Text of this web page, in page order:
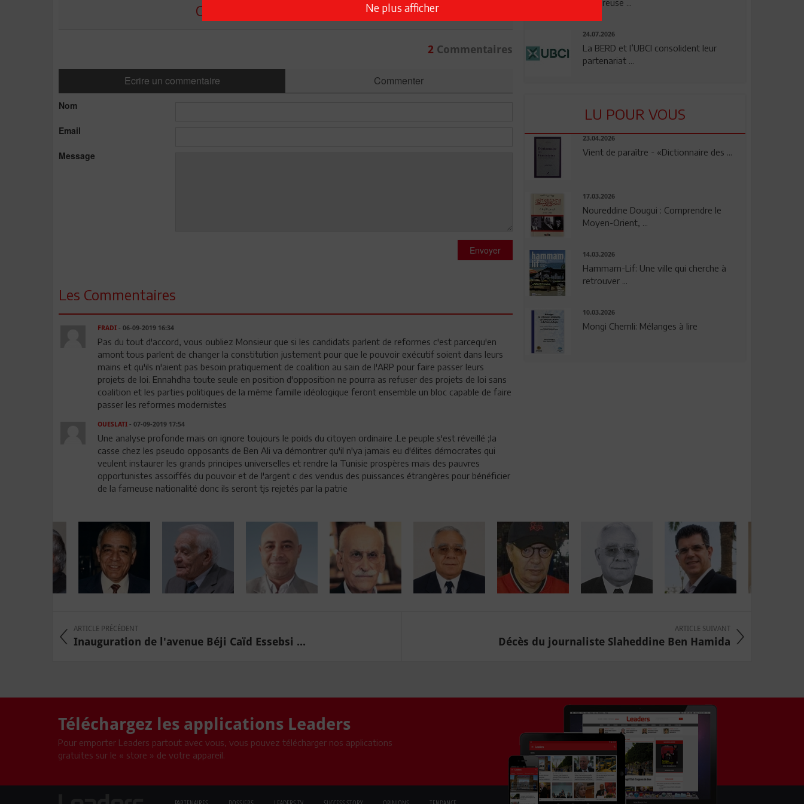
COMMENTER CET ARTICLE
2Commentaires
Ecrire un commentaire Commenter
Nom
Email
Message
Envoyer
Les Commentaires
FRADI- 06-09-2019 16:34
Pas du tout d'accord, vous oubliez Monsieur que si les candidats parlent de reformes c'est parcequ'en
amont tous parlent de changer la constitution justement pour que le pouvoir exécutif soient dans leurs
mains et qu'ils n'aient pas besoin pratiquement de coalition au sain de l'ARP pour faire passer leurs
projets de loi. Ennahdha toute seule en position d'opposition ne pourra as refuser des projets de loi sans
coalition et les parties politiques de la même famille idéologique feront ensemble un bloc capable de faire
passer les reformes modernistes
OUESLATI- 07-09-2019 17:54
Une analyse profonde mais on ignore toujours le poids du citoyen ordinaire .Le peuple s'est réveillé ;la
casse chez les pseudo opposants de Ben Ali va démontrer qu'il n'ya jamais eu d'élites démocrates qui
veulent instaurer les grands principes universelles et rendre la Tunisie prospères mais des pauvres
opportunistes assoiffés du pouvoir et de l'argent c des vendus des puissances étrangères pour bénéficier
de la fameuse nationalité donc ils seront tjs rejetés par la patrie
rigoureuse ...
24.07.2026
La BERD et l’UBCI consolident leur
partenariat ...
LU POUR VOUS
23.04.2026
Vient de paraître - «Dictionnaire des ...
17.03.2026
Noureddine Dougui : Comprendre le
Moyen-Orient, ...
14.03.2026
Hammam-Lif: Une ville qui cherche à
retrouver ...
10.03.2026
Mongi Chemli: Mélanges à lire
ARTICLE PRÉCÉDENT
Inauguration de l'avenue Béji Caïd Essebsi ...
ARTICLE SUIVANT
Décès du journaliste Slaheddine Ben Hamida
Téléchargez les applications Leaders
Pour emporter Leaders partout avec vous, vous pouvez télécharger nos applications
gratuites sur le « store » de votre appareil.
Ne plus afficher